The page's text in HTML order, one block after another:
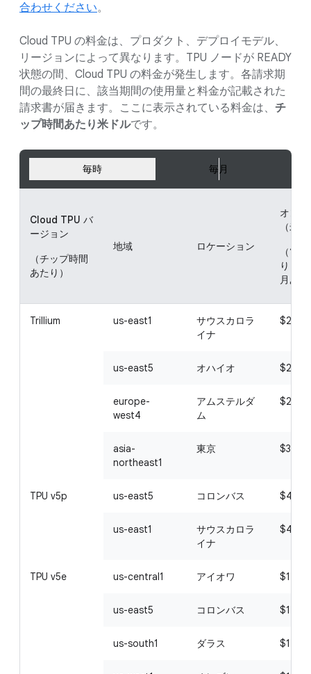
合わせください。
Cloud TPU の料金は、プロダクト、デプロイモデル、
リージョンによって異なります。TPU ノードが READY
状態の間、Cloud TPU の料金が発生します。各請求期
間の最終日に、該当期間の使用量と料金が記載された
請求書が届きます。ここに表示されている料金は、 チ
ップ時間あたり米ドルです。
毎時 毎月
Cloud TPU バ
ージョン
（チップ時間
あたり）
地域 ロケーション
オン
（米
（1
りま
月あ
Trillium us-east1
サウスカロラ
イナ
$2.70
us-east5 オハイオ $2.70
europe-
west4
アムステルダ
ム
$2.97
asia-
northeast1
東京 $3.24
TPU v5p us-east5 コロンバス $4.20
us-east1
サウスカロラ
イナ
$4.20
TPU v5e us-central1 アイオワ $1.20
us-east5 コロンバス $1.20
us-south1 ダラス $1.416